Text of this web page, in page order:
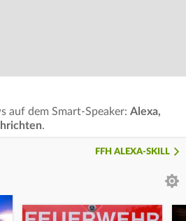
auf dem Smart-Speaker: Alexa,
.
FFH ALEXA-SKILL